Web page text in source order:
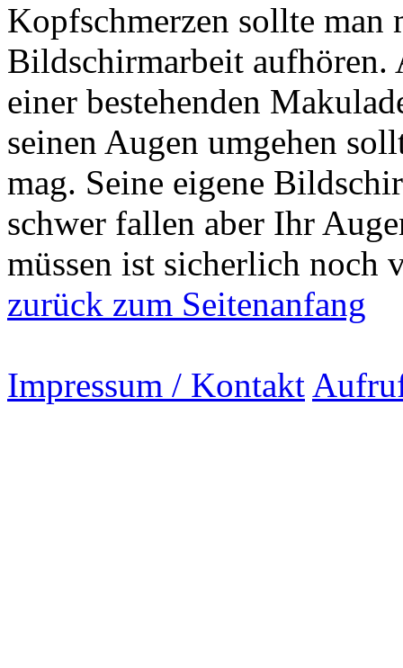
Kopfschmerzen sollte
Bildschirmarbeit aufhören.
einer bestehenden
seinen Augen umgehen
mag. Seine eigene
schwer fallen aber Ihr
müssen ist sicherlich noch
zurück zum Seitenanfang
Impressum / Kontakt